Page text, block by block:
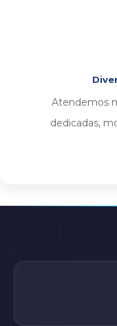
Atendemos
dedicadas,